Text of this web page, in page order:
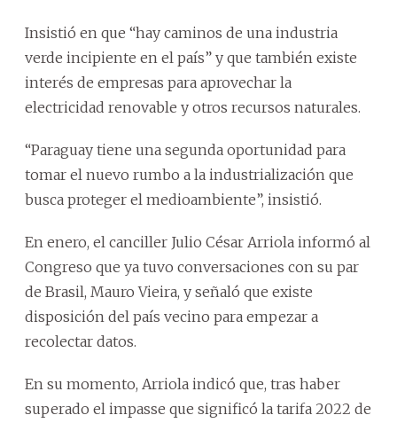
Insistió en que “hay caminos de una industria
verde incipiente en el país” y que también existe
interés de empresas para aprovechar la
electricidad renovable y otros recursos naturales.
“Paraguay tiene una segunda oportunidad para
tomar el nuevo rumbo a la industrialización que
busca proteger el medioambiente”, insistió.
En enero, el canciller Julio César Arriola informó al
Congreso que ya tuvo conversaciones con su par
de Brasil, Mauro Vieira, y señaló que existe
disposición del país vecino para empezar a
recolectar datos.
En su momento, Arriola indicó que, tras haber
superado el impasse que significó la tarifa 2022 de